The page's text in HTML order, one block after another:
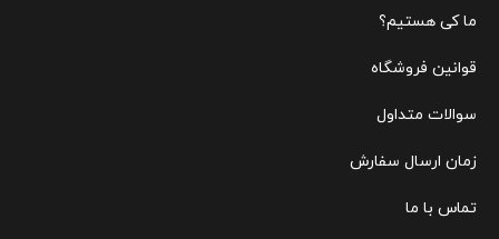
ما کی هستیم؟
قوانین فروشگاه
سوالات متداول
زمان ارسال سفارش
تماس با ما